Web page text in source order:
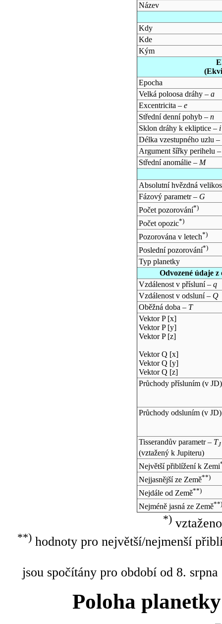
Název
Kdy
Kde
Kým
Epocha
Velká poloosa dráhy – a
Excentricita – e
Střední denní pohyb – n
Sklon dráhy k ekliptice – i
Délka vzestupného uzlu –
Argument šířky perihelu
Střední anomálie – M
Absolutní hvězdná
Fázový parametr – G
Počet pozorování*)
Počet opozic*)
Pozorována v letech*)
Poslední pozorování*)
Typ planetky
Odvozené údaje
Vzdálenost v přísluní – q
Vzdálenost v odsluní – Q
Oběžná doba – T
Vektor P [x]
Vektor P [y]
Vektor P [z]
Vektor Q [x]
Vektor Q [y]
Vektor Q [z]
Průchody přísluním (v JD)
Průchody odsluním (v JD)
Tisserandův parametr – TJ
(vztažený k Jupiteru)
Největší přiblížení k Zemi
Nejjasnější ze Země**)
Nejdále od Země**)
Nejméně jasná ze Země**)
*)
**)hodnoty pro největší/nejmenší
jsou spočítány pro období od 8.
Poloha